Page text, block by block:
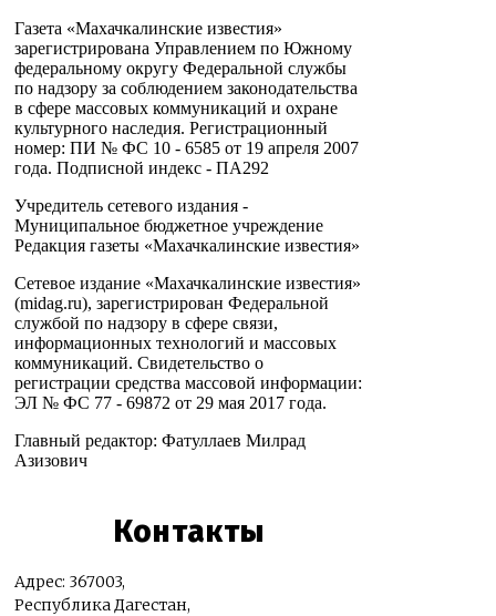
Газета «Махачкалинские известия»
зарегистрирована Управлением по Южному
федеральному округу Федеральной службы
по надзору за соблюдением законодательства
в сфере массовых коммуникаций и охране
культурного наследия. Регистрационный
номер: ПИ № ФС 10 - 6585 от 19 апреля 2007
года. Подписной индекс - ПА292
Учредитель сетевого издания -
Муниципальное бюджетное учреждение
Редакция газеты «Махачкалинские известия»
Сетевое издание «Махачкалинские известия»
(midag.ru), зарегистрирован Федеральной
службой по надзору в сфере связи,
информационных технологий и массовых
коммуникаций. Свидетельство о
регистрации средства массовой информации:
ЭЛ № ФС 77 - 69872 от 29 мая 2017 года.
Главный редактор: Фатуллаев Милрад
Азизович
Контакты
Адрес: 367003,
Республика Дагестан,